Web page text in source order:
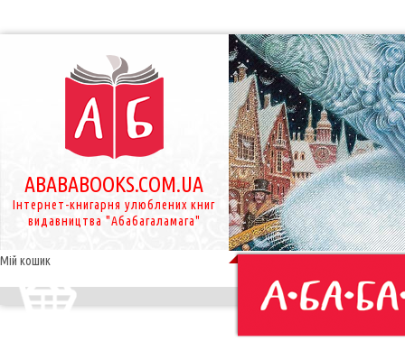
ABABABOOKS.COM.UA
Інтернет-книгарня улюблених книг
видавництва "Абабагаламага"
Мій кошик